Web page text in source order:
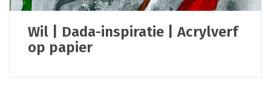
Wil | Dada-inspiratie | Acrylverf
op papier